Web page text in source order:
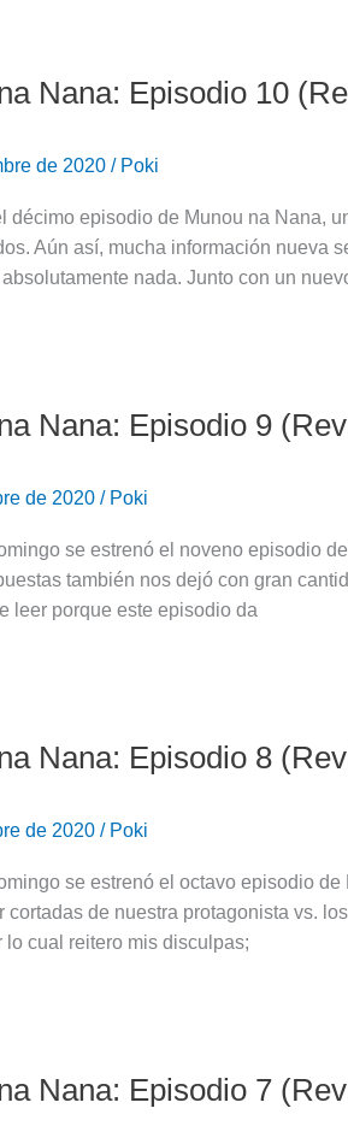
Nana: Episodio 10
de 2020 / Poki
décimo episodio de Munou na Nana,
Aún así, mucha información nueva
nada. Junto con un
Nana: Episodio 9
de 2020 / Poki
se estrenó el noveno episodio
también nos dejó con gran
leer porque este episodio da
Nana: Episodio 8
de 2020 / Poki
se estrenó el octavo episodio
cortadas de nuestra protagonista vs.
lo cual reitero mis disculpas;
Nana: Episodio 7